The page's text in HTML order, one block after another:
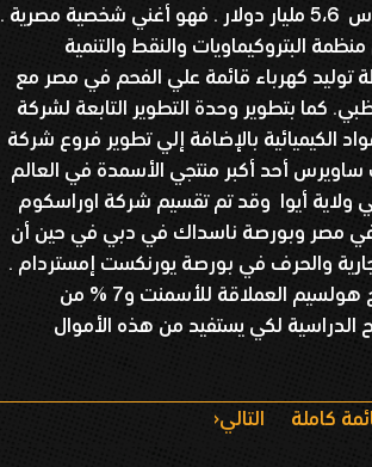
تبلغ قيمة ثروة رجل الأعمال المصري ناصف ساويرس 5،6 مليار دولار . فهو أغني شخصية مصرية .
البتروكيماويات والنقط والتنمية
توليد كهرباء قائمة علي الفحم في مصر مع
كما بتطوير وحدة التطوير التابعة لشركة
الكيميائية بالإضافة إلي تطوير فروع شركة
أحد أكبر منتجي الأسمدة في العالم
ولاية أيوا وقد تم تقسيم شركة اوراسكوم
في مصر وبورصة ناسداك في دبي في حين أن
والحرف في بورصة يورنكست إمستردام .
كما يمتلك ساويرس حوالي 5 % من شركة لافارج هولسيم العملاقة للأسمنت و7 % من
لبرنامج المنح الدراسية لكي يستفيد من هذه الأموال
كاملة التالي